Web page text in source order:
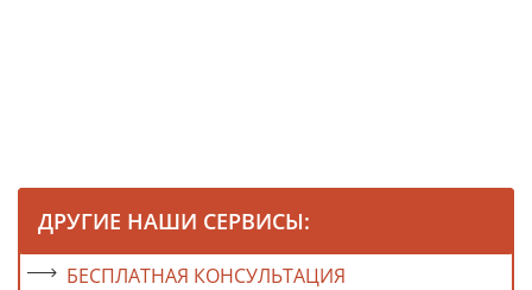
ДРУГИЕ НАШИ СЕРВИСЫ:
БЕСПЛАТНАЯ КОНСУЛЬТАЦИЯ